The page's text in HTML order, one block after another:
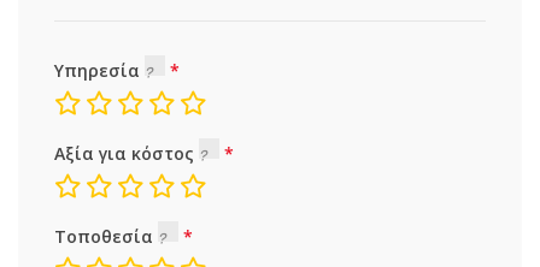
Υπηρεσία
Αξία για κόστος
Τοποθεσία